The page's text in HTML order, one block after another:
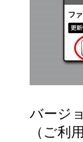
バージ
（ご利